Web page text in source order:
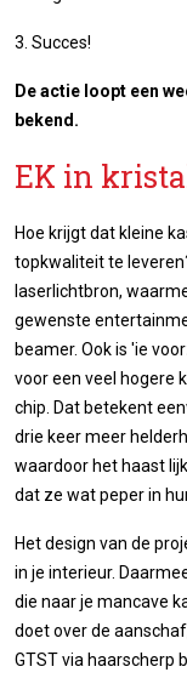
3. Succes!
De actie loopt een
bekend.
EK in
Hoe krijgt dat kleine
topkwaliteit te
laserlichtbron,
gewenste
beamer. Ook is 'ie
voor een veel hogere
chip. Dat betekent
drie keer meer
waardoor het haast
dat ze wat peper in
Het design van de
in je interieur.
die naar je mancave
doet over de
GTST via haarscherp